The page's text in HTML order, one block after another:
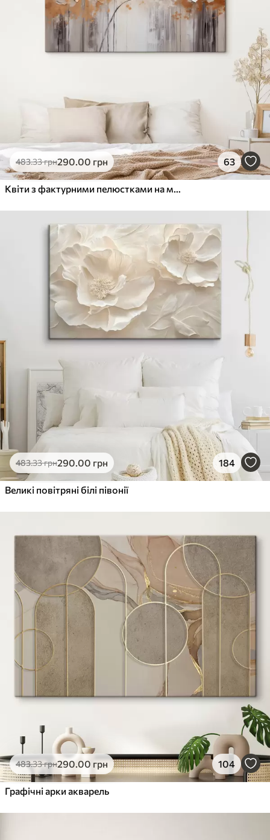
483.33грн290.00 грн 63
Квіти з фактурними пелюстками на м'якому, приглушеному тлі з абстрактними кольоровими вкрапленнями та вертикальними лініями
483.33грн290.00 грн 184
Великі повітряні білі півонії
483.33грн290.00 грн 104
Графічні арки акварель